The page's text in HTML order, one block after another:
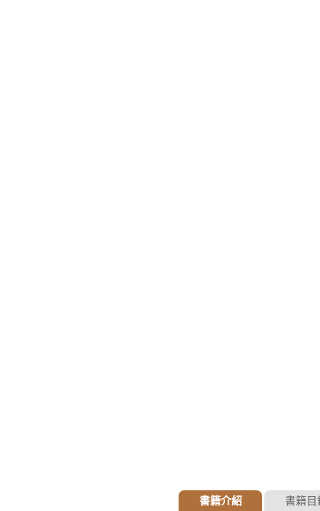
書籍介紹 書籍目